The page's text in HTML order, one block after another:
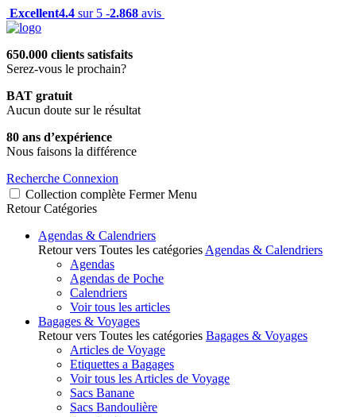
Excellent4.4 sur 5 -2.868 avis
650.000 clients satisfaits
Serez-vous le prochain?
BAT gratuit
Aucun doute sur le résultat
80 ans d’expérience
Nous faisons la différence
Recherche Connexion
Collection complète Fermer Menu
Retour Catégories
Agendas & Calendriers
Retour vers Toutes les catégories Agendas & Calendriers
Agendas
Agendas de Poche
Calendriers
Voir tous les articles
Bagages & Voyages
Retour vers Toutes les catégories Bagages & Voyages
Articles de Voyage
Etiquettes a Bagages
Voir tous les Articles de Voyage
Sacs Banane
Sacs Bandoulière